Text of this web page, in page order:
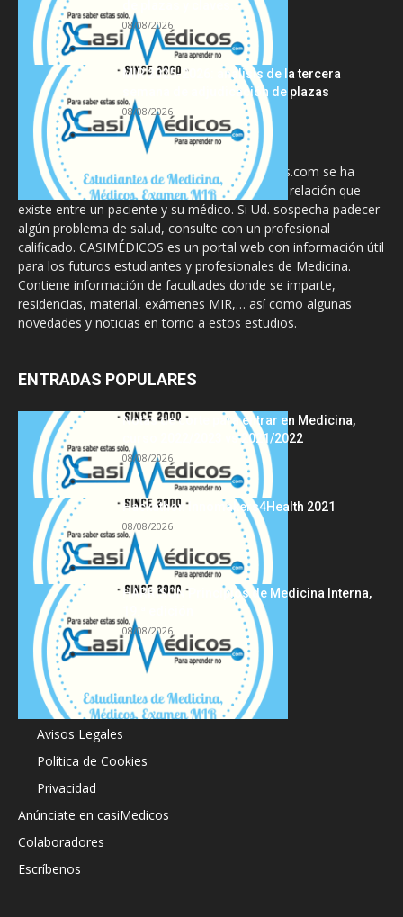
de plazas y claves...
08/08/2026
MIR 2025-2026: análisis de la tercera
semana de adjudicación de plazas
08/08/2026
La información proporcionada en CasiMedicos.com se ha
diseñado para complementar, no substituir, la relación que
existe entre un paciente y su médico. Si Ud. sospecha padecer
algún problema de salud, consulte con un profesional
calificado. CASIMÉDICOS es un portal web con información útil
para los futuros estudiantes y profesionales de Medicina.
Contiene información de facultades donde se imparte,
residencias, material, exámenes MIR,… así como algunas
novedades y noticias en torno a estos estudios.
ENTRADAS POPULARES
Notas de corte para entrar en Medicina,
curso 2022/2023 vs 2021/2022
08/08/2026
Hackathon Innomakers4Health 2021
08/08/2026
HARRISON Principios de Medicina Interna,
08/08/2026
Acerca de
Avisos Legales
Política de Cookies
Privacidad
Anúnciate en casiMedicos
Colaboradores
Escríbenos